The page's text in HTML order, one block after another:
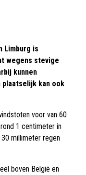
Limburg is
wegens stevige
kunnen
plaatselijk kan ook
voor van 60
1 centimeter in
millimeter regen
boven België en